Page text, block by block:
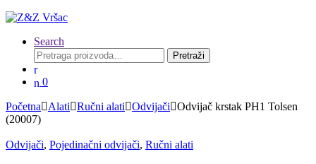
Search
Pretraga
za:
Pretraži
0
Početna Alati Ručni alati Odvijači
Odvijač krstak PH1 Tolsen
(20007)
Odvijači, Pojedinačni odvijači, Ručni alati